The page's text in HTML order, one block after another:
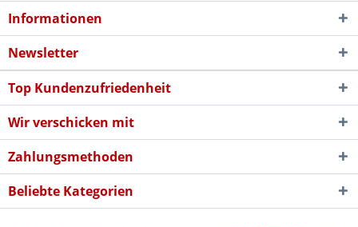
Informationen
Newsletter
Top Kundenzufriedenheit
Wir verschicken mit
Zahlungsmethoden
Beliebte Kategorien